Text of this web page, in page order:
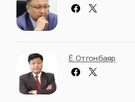
Ё. Отгонбаяр